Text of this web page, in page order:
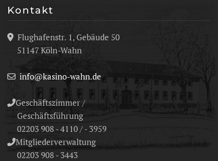
Kontakt
Flughafenstr. 1, Gebäude 50
51147 Köln-Wahn
info@kasino-wahn.de
Geschäftszimmer /
Geschäftsführung
02203 908 - 4110 / - 3959
Mitgliederverwaltung
02203 908 - 3443